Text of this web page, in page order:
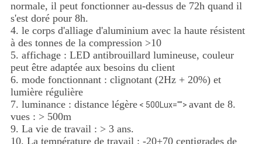
normale, il peut fonctionner au-dessus de 72h quand il
s'est doré pour 8h.
4. le corps d'alliage d'aluminium avec la haute résistent
à des tonnes de la compression >10
5. affichage : LED antibrouillard lumineuse, couleur
peut être adaptée aux besoins du client
6. mode fonctionnant : clignotant (2Hz + 20%) et
lumière régulière
7. luminance : distance légère< 500Lux=""> avant de 8.
vues : > 500m
9. La vie de travail : > 3 ans.
10. La température de travail : -20+70 centigrades de